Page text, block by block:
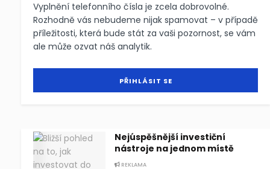
Vyplnění telefonního čísla je zcela dobrovolné.
Rozhodně vás nebudeme nijak spamovat – v případě
příležitosti, která bude stát za vaši pozornost, se vám
ale může ozvat náš analytik.
Nejúspěšnější investiční
nástroje na jednom místě
REKLAMA